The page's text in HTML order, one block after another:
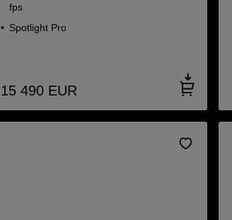
fps
Spotlight Pro
15 490 EUR